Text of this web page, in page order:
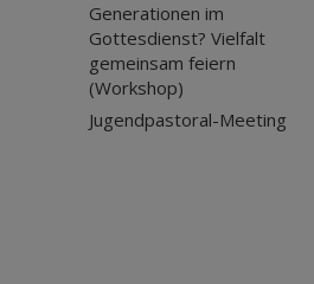
Generationen im
Gottesdienst? Vielfalt
gemeinsam feiern
(Workshop)
Jugendpastoral-Meeting